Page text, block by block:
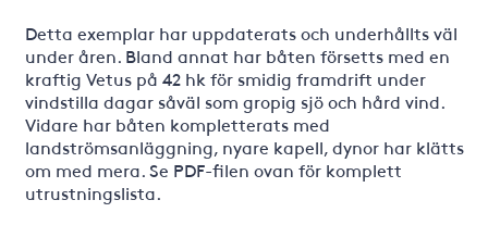
Detta exemplar har uppdaterats och underhållts väl
under åren. Bland annat har båten försetts med en
kraftig Vetus på 42 hk för smidig framdrift under
vindstilla dagar såväl som gropig sjö och hård vind.
Vidare har båten kompletterats med
landströmsanläggning, nyare kapell, dynor har klätts
om med mera. Se PDF-filen ovan för komplett
utrustningslista.